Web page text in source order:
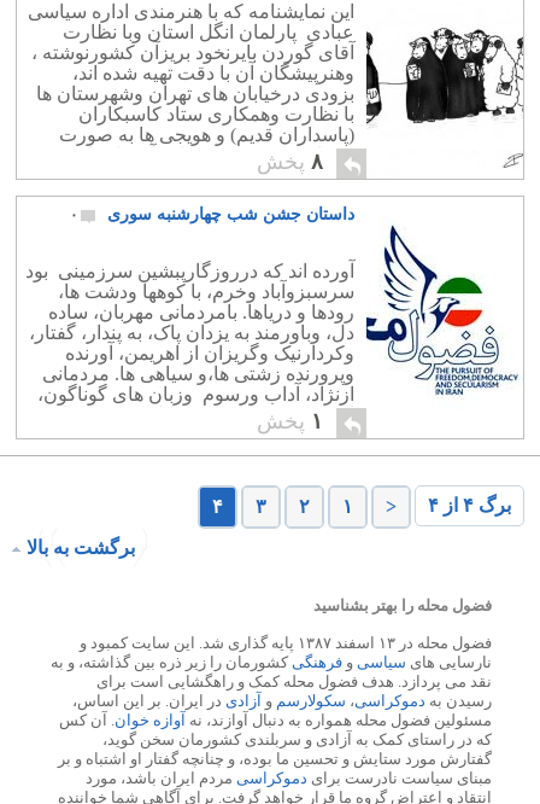
این نمایشنامه که با هنرمندی اداره سیاسی
عبادی پارلمان انگل استان وبا نظارت
آقای گوردن بایرنخود بریزآن کشورنوشته ،
وهنرپیشگان آن با دقت تهیه شده اند،
بزودی درخیابان های تهران وشهرستان ها
با نظارت وهمکاری ستاد کاسبکاران
(پاسداران قدیم) و هویجی ها به صورت
سرباز بروی صحنه خواهد آمد. اجراء
کنندگان این نمایشنامه وبه ترتیب […]
۸ پخش
داستان جشن شب چهارشنبه سوری ۰
آورده اند که درروزگارپبشین سرزمینی بود
سرسبزوآباد وخرم، با کوهها ودشت ها،
رودها و دریاها. بامردمانی مهربان، ساده
دل، وباورمند به یزدان پاک، به پندار، گفتار،
وکردارنیک وگریزان از اهریمن، آورنده
وپرورنده زشتی ها،و سیاهی ها. مردمانی
ازنژاد، آداب ورسوم وزبان های گوناگون،
اززردشتی، کلیمی، وترسائی که در کنارهم
به سازش وسازندگی می پرداختند. این […]
۱ پخش
برگ ۴ از ۴ < ۱ ۲ ۳
۴
برگشت به بالا
فضول محله را بهتر بشناسید
فضول محله در ۱۳ اسفند ۱۳۸۷ پایه گذاری شد. این سایت کمبود و
نارسایی های سیاسی و فرهنگیکشورمان را زیر ذره بین گذاشته، و به
نقد می پردازد. هدف فضول محله کمک و راهگشایی است برای
رسیدن به دموکراسی، سکولارسم و آزادی در ایران. بر این اساس،
مسئولین فضول محله همواره به دنبال آوازند، نه آوازه خوان. آن کس
که در راستای کمک به آزادی و سربلندی کشورمان سخن گوید،
گفتارش مورد ستایش و تحسین ما بوده، و چنانچه گفتار او اشتباه و بر
مبنای سیاست نادرست برای دموکراسی مردم ایران باشد، مورد
انتقاد و اعتراض گروه ما قرار خواهد گرفت. برای آگاهی شما خواننده